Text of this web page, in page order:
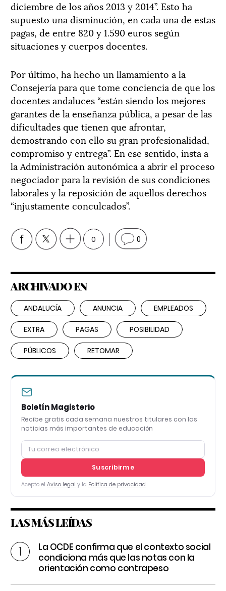
diciembre de los años 2013 y 2014”. Esto ha
supuesto una disminución, en cada una de estas
pagas, de entre 820 y 1.590 euros según
situaciones y cuerpos docentes.
Por último, ha hecho un llamamiento a la
Consejería para que tome conciencia de que los
docentes andaluces “están siendo los mejores
garantes de la enseñanza pública, a pesar de las
dificultades que tienen que afrontar,
demostrando con ello su gran profesionalidad,
compromiso y entrega”. En ese sentido, insta a
la Administración autonómica a abrir el proceso
negociador para la revisión de sus condiciones
laborales y la reposición de aquellos derechos
“injustamente conculcados”.
0 0
ARCHIVADO EN
ANDALUCÍA ANUNCIA EMPLEADOS
EXTRA PAGAS POSIBILIDAD
PÚBLICOS RETOMAR
Boletín Magisterio
Recibe gratis cada semana nuestros titulares con las
noticias más importantes de educación
Suscribirme
Acepto el Aviso legal y la Política de privacidad
LAS MÁS LEÍDAS
La OCDE confirma que el contexto social
condiciona más que las notas con la
orientación como contrapeso